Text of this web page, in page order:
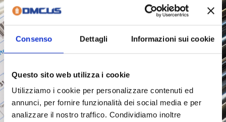
Consenso Dettagli Informazioni sui cookie
Questo sito web utilizza i cookie
Utilizziamo i cookie per personalizzare contenuti ed
annunci, per fornire funzionalità dei social media e per
analizzare il nostro traffico. Condividiamo inoltre